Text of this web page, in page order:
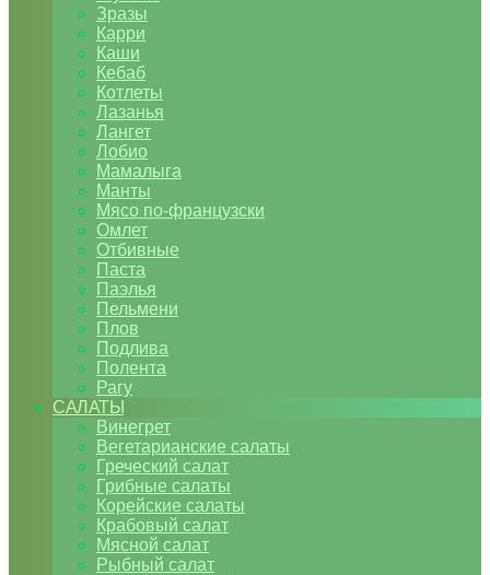
Зразы
Карри
Каши
Кебаб
Котлеты
Лазанья
Лангет
Лобио
Мамалыга
Манты
Мясо по-французски
Омлет
Отбивные
Паста
Паэлья
Пельмени
Плов
Подлива
Полента
Рагу
САЛАТЫ
Винегрет
Вегетарианские салаты
Греческий салат
Грибные салаты
Корейские салаты
Крабовый салат
Мясной салат
Рыбный салат